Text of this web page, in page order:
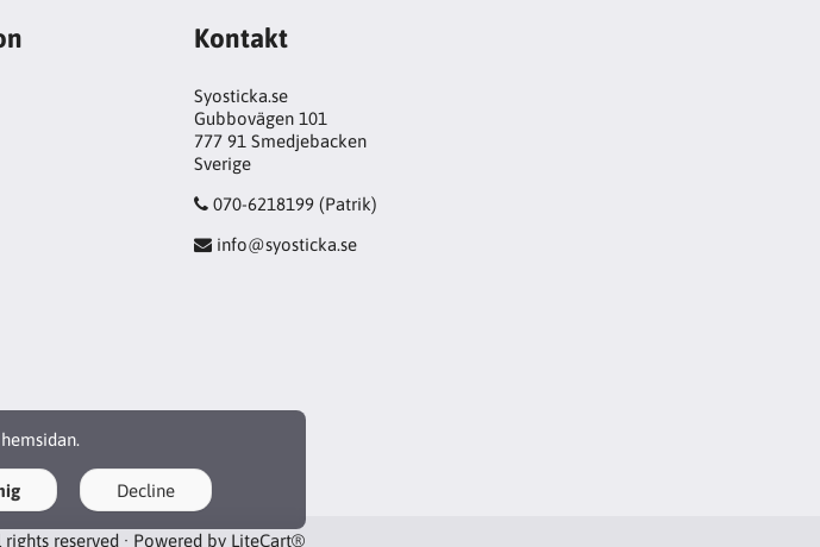
Decline
Kontakt
Syosticka.se
Gubbovägen 101
777 91 Smedjebacken
Sverige
070-6218199 (Patrik)
info@syosticka.se
reserved · Powered by LiteCart®